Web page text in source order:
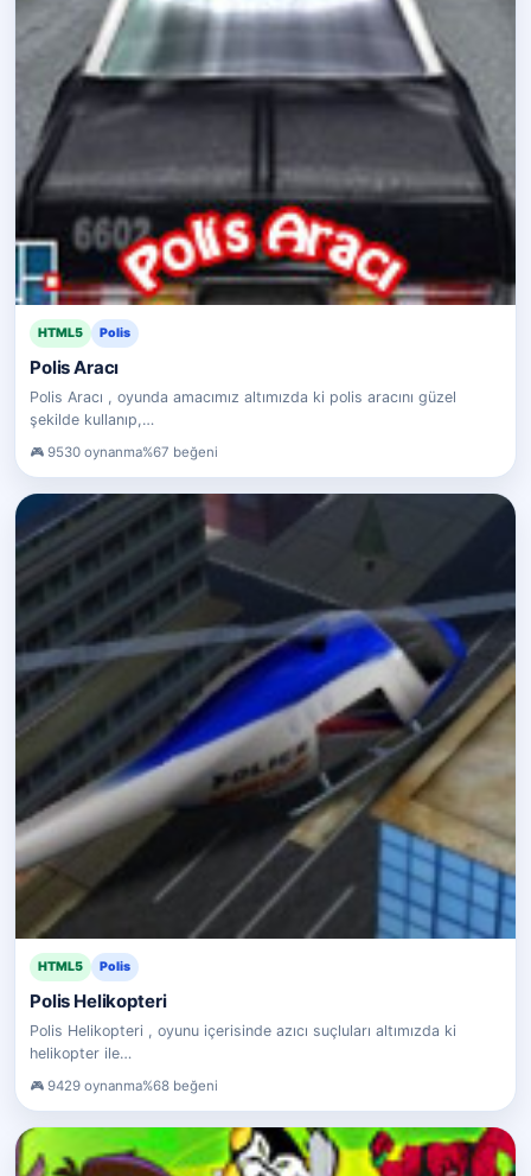
HTML5 Polis
Polis Aracı
Polis Aracı , oyunda amacımız altımızda ki polis aracını güzel
şekilde kullanıp,…
9530 oynanma%67 beğeni
HTML5 Polis
Polis Helikopteri
Polis Helikopteri , oyunu içerisinde azıcı suçluları altımızda ki
helikopter ile…
9429 oynanma%68 beğeni